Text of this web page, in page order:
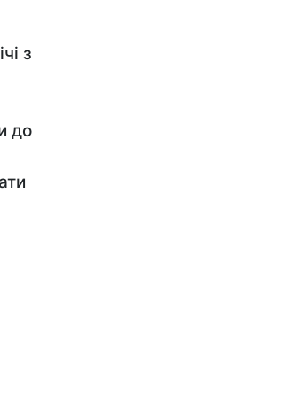
з
до